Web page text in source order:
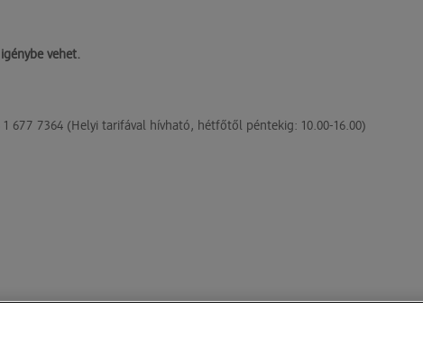
vehet.
677 7364 (Helyi tarifával hívható, hétfőtől péntekig: 10.00-16.00)